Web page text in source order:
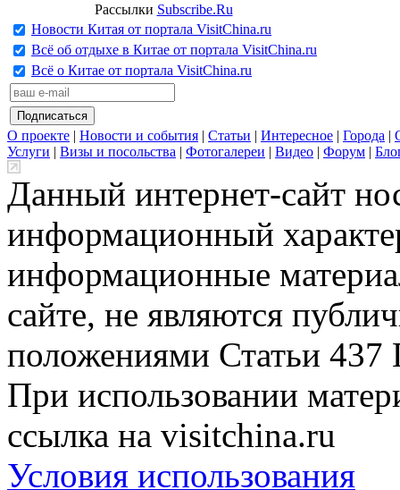
Рассылки Subscribe.Ru
Новости Китая от портала VisitChina.ru
Всё об отдыхе в Китае от портала VisitChina.ru
Всё о Китае от портала VisitChina.ru
О проекте | Новости и события | Статьи | Интересное | Города |
Услуги | Визы и посольства | Фотогалереи | Видео | Форум |
Данный интернет-сайт
информационный
информационные
сайте, не являются
положениями Статьи 437
При использовании
ссылка на visitchina.ru
Условия использования